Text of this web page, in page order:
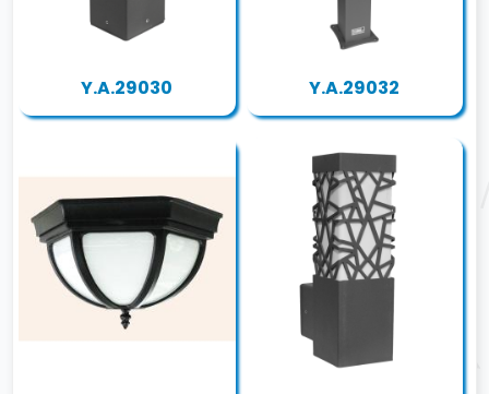
Y.A.29030 Y.A.29032